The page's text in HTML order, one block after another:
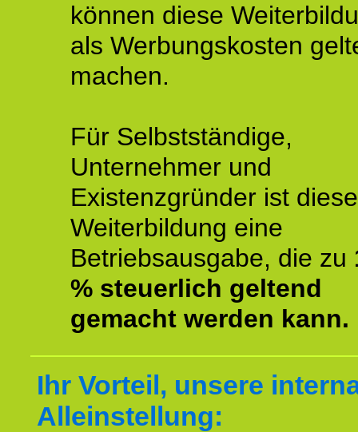
können diese
als Werbungskosten
machen.
Für Selbstständige,
Unternehmer und
Existenzgründer ist diese
Weiterbildung eine
Betriebsausgabe, die zu
% steuerlich geltend
gemacht werden kann.
Ihr Vorteil, unsere
Alleinstellung: